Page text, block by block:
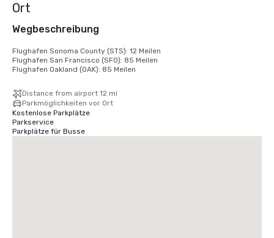
Ort
Wegbeschreibung
Flughafen Sonoma County (STS): 12 Meilen
Flughafen San Francisco (SFO): 85 Meilen
Flughafen Oakland (OAK): 85 Meilen
Distance from airport 12 mi
Parkmöglichkeiten vor Ort
Kostenlose Parkplätze
Parkservice
Parkplätze für Busse